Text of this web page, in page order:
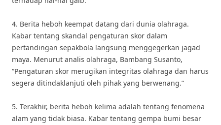
4. Berita heboh keempat datang dari dunia olahraga.
Kabar tentang skandal pengaturan skor dalam
pertandingan sepakbola langsung menggegerkan jagad
maya. Menurut analis olahraga, Bambang Susanto,
“Pengaturan skor merugikan integritas olahraga dan harus
segera ditindaklanjuti oleh pihak yang berwenang.”
5. Terakhir, berita heboh kelima adalah tentang fenomena
alam yang tidak biasa. Kabar tentang gempa bumi besar